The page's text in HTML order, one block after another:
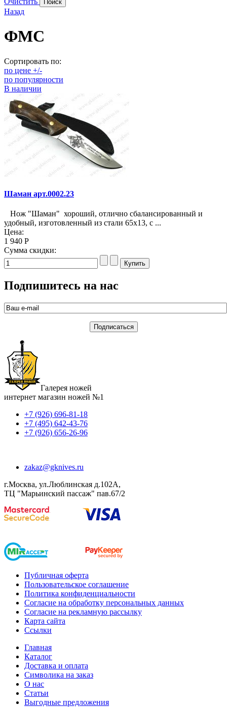
Назад
ФМС
Сортировать по:
по цене +/-
по популярности
В наличии
Шаман арт.0002.23
Нож "Шаман" хороший, отлично сбалансированный и
удобный, изготовленный из стали 65х13, с ...
Цена:
1 940 Р
Сумма скидки:
Подпишитесь на нас
Галерея ножей
интернет магазин ножей №1
+7 (926) 696-81-18
+7 (495) 642-43-76
+7 (926) 656-26-96
zakaz@gknives.ru
г.Москва, ул.Люблинская д.102А,
ТЦ "Марьинский пассаж" пав.67/2
Публичная оферта
Пользовательское соглашение
Политика конфиденциальности
Согласие на обработку персональных данных
Согласие на рекламную рассылку
Карта сайта
Ссылки
Главная
Каталог
Доставка и оплата
Символика на заказ
О нас
Статьи
Выгодные предложения